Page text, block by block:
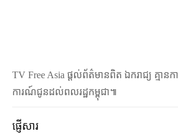
TV Free Asia ផ្ដល់ព័ត៌មានពិត ឯករាជ្យ គ្មានក
ការណ៍ជូនដល់ពលរដ្ឋកម្ពុជា៕
ផ្ញើសារ